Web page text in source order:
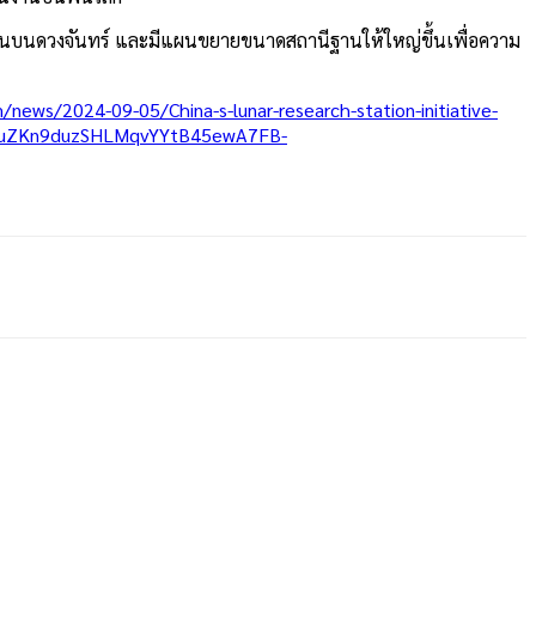
บนดวงจันทร์ และมีแผนขยายขนาดสถานีฐานให้ใหญ่ขึ้นเพื่อความ
2024-09-05/China-s-lunar-research-station-initiative-